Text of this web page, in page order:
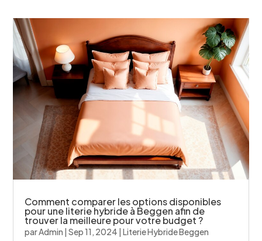
Comment comparer les options disponibles
pour une literie hybride à Beggen afin de
trouver la meilleure pour votre budget ?
parAdmin |Sep 11, 2024 |Literie Hybride Beggen